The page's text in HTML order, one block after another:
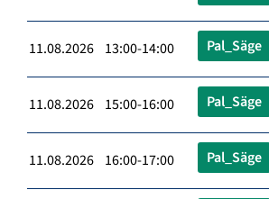
11.08.2026 13:00-14:00 Pal_Säge
11.08.2026 15:00-16:00 Pal_Säge
11.08.2026 16:00-17:00 Pal_Säge